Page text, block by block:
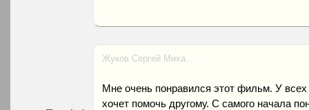
Жуков Сергей Миха...
Мне очень понравился этот фильм. У
хочет помочь другому. С самого начала